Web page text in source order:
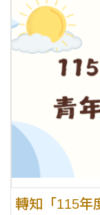
轉知「115年